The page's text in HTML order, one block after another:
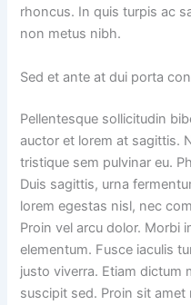
rhoncus. In quis turpis ac
non metus nibh.
Sed et ante at dui porta
Pellentesque sollicitudin
auctor et lorem at sagittis.
tristique sem pulvinar eu.
Duis sagittis, urna
lorem egestas nisl, nec
Proin vel arcu dolor. Morbi
elementum. Fusce iaculis
justo viverra. Etiam dictum
suscipit sed. Proin sit